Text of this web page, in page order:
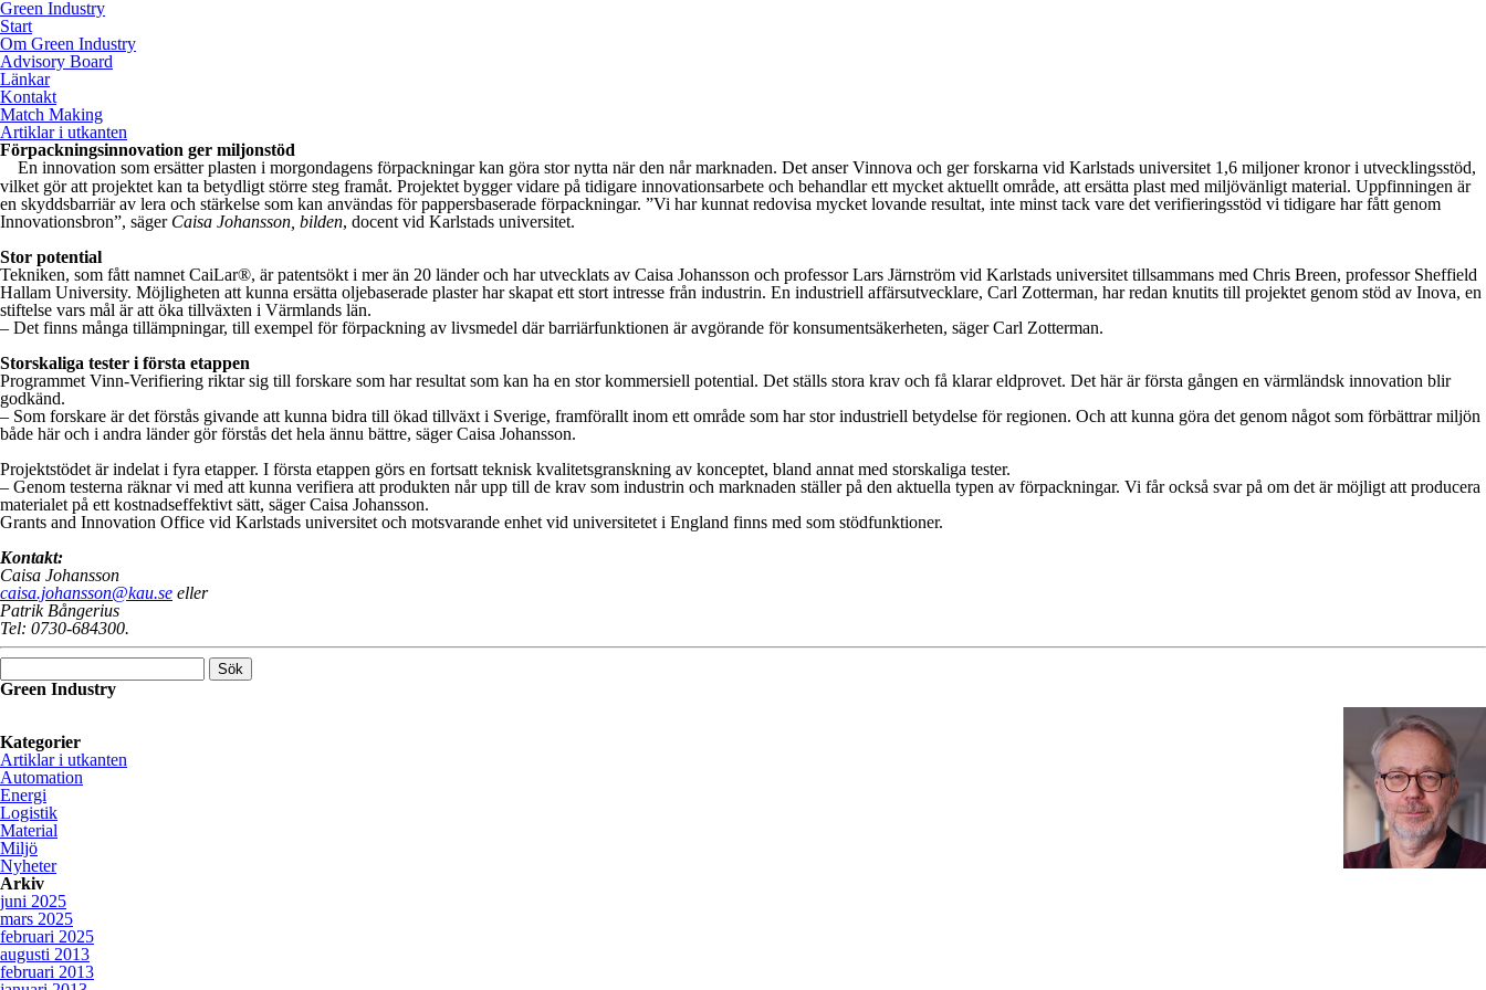
Green Industry
Start
Om Green Industry
Advisory Board
Länkar
Kontakt
Match Making
Artiklar i utkanten
Förpackningsinnovation ger miljonstöd
En innovation som ersätter plasten i morgondagens förpackningar kan göra stor nytta när den når marknaden. Det anser Vinnova och ger forskarna vid Karlstads universitet 1,6 miljoner kronor i utvecklingsstöd,
vilket gör att projektet kan ta betydligt större steg framåt. Projektet bygger vidare på tidigare innovationsarbete och behandlar ett mycket aktuellt område, att ersätta plast med miljövänligt material. Uppfinningen är
en skyddsbarriär av lera och stärkelse som kan användas för pappersbaserade förpackningar. ”Vi har kunnat redovisa mycket lovande resultat, inte minst tack vare det verifieringsstöd vi tidigare har fått genom
Innovationsbron”, säger Caisa Johansson, bilden, docent vid Karlstads universitet.
Stor potential
Tekniken, som fått namnet CaiLar®, är patentsökt i mer än 20 länder och har utvecklats av Caisa Johansson och professor Lars Järnström vid Karlstads universitet tillsammans med Chris Breen, professor Sheffield
Hallam University. Möjligheten att kunna ersätta oljebaserade plaster har skapat ett stort intresse från industrin. En industriell affärsutvecklare, Carl Zotterman, har redan knutits till projektet genom stöd av Inova, en
stiftelse vars mål är att öka tillväxten i Värmlands län.
– Det finns många tillämpningar, till exempel för förpackning av livsmedel där barriärfunktionen är avgörande för konsumentsäkerheten, säger Carl Zotterman.
Storskaliga tester i första etappen
Programmet Vinn-Verifiering riktar sig till forskare som har resultat som kan ha en stor kommersiell potential. Det ställs stora krav och få klarar eldprovet. Det här är första gången en värmländsk innovation blir
godkänd.
– Som forskare är det förstås givande att kunna bidra till ökad tillväxt i Sverige, framförallt inom ett område som har stor industriell betydelse för regionen. Och att kunna göra det genom något som förbättrar miljön
både här och i andra länder gör förstås det hela ännu bättre, säger Caisa Johansson.
Projektstödet är indelat i fyra etapper. I första etappen görs en fortsatt teknisk kvalitetsgranskning av konceptet, bland annat med storskaliga tester.
– Genom testerna räknar vi med att kunna verifiera att produkten når upp till de krav som industrin och marknaden ställer på den aktuella typen av förpackningar. Vi får också svar på om det är möjligt att producera
materialet på ett kostnadseffektivt sätt, säger Caisa Johansson.
Grants and Innovation Office vid Karlstads universitet och motsvarande enhet vid universitetet i England finns med som stödfunktioner.
Kontakt:
Caisa Johansson
caisa.johansson@kau.se eller
Patrik Bångerius
Tel: 0730-684300.
Sök
efter:
Green Industry
Kategorier
Artiklar i utkanten
Automation
Energi
Logistik
Material
Miljö
Nyheter
Arkiv
juni 2025
mars 2025
februari 2025
augusti 2013
februari 2013